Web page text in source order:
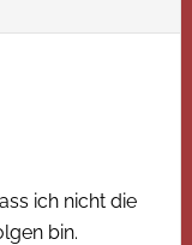
ich nicht die
bin.